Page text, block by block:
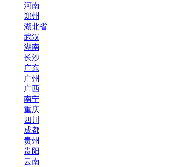
河南
郑州
湖北省
武汉
湖南
长沙
广东
广州
广西
南宁
重庆
四川
成都
贵州
贵阳
云南